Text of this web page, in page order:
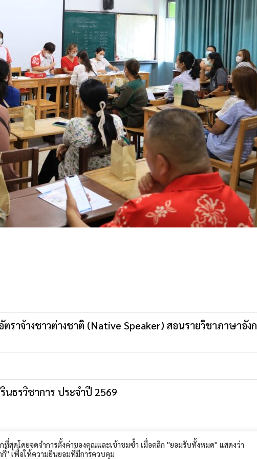
ราจ้างชาวต่างชาติ (Native Speaker) สอนรายวิชาภาษาอัง
ธรวิชาการ ประจำปี 2569
ประชุมผู้ป
เมืองสุรินทร์ จังหวัดสุรินทร์ 32000 โทรศัพท์ : 044-511-189 โทรสาร : 044-
สุดโดยจดจำการตั้งค่าของคุณและเข้าชมซ้ำ เมื่อคลิก "ยอมรับทั้งหมด" แสดงว่า
" เพื่อให้ความยินยอมที่มีการควบคุม